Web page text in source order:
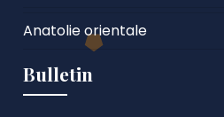
Anatolie orientale
Bulletin